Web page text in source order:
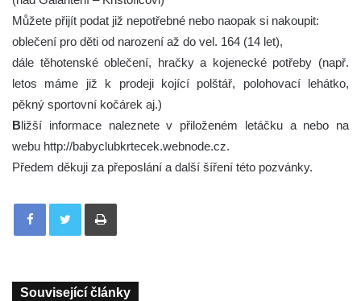
Můžete přijít podat již nepotřebné nebo naopak si nakoupit:
oblečení pro děti od narození až do vel. 164 (14 let),
dále těhotenské oblečení, hračky a kojenecké potřeby (např.
letos máme již k prodeji kojící polštář, polohovací lehátko,
pěkný sportovní kočárek aj.)
Bližší informace naleznete v přiloženém letáčku a nebo na
webu http://babyclubkrtecek.webnode.cz.
Předem děkuji za přeposlání a další šíření této pozvánky.
Tisknout
Související články